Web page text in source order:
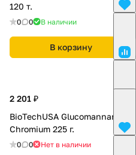
120 т.
0 0 В наличии
В корзину
2 201 ₽
BioTechUSA Glucomannan +
Chromium 225 г.
0 0 Нет в наличии